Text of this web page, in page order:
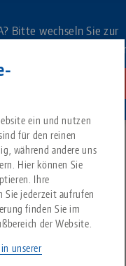
ein und nutzen
für den reinen
während andere uns
Hier können Sie
Ihre
Sie jederzeit aufrufen
finden Sie im
der Website.
unserer
Bitte wechseln Sie zur
Inhalt zu
aus einer Hand
Suche nach
Suche nach
LANG
anfordern
finden.